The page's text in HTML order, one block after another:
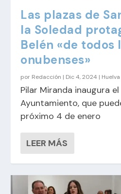
Las plazas de
la Soledad
Belén «de todos
onubenses»
por Redacción | Dic 4, 2024 | Huelva
Pilar Miranda inaugura
Ayuntamiento, que
próximo 4 de enero
LEER MÁS